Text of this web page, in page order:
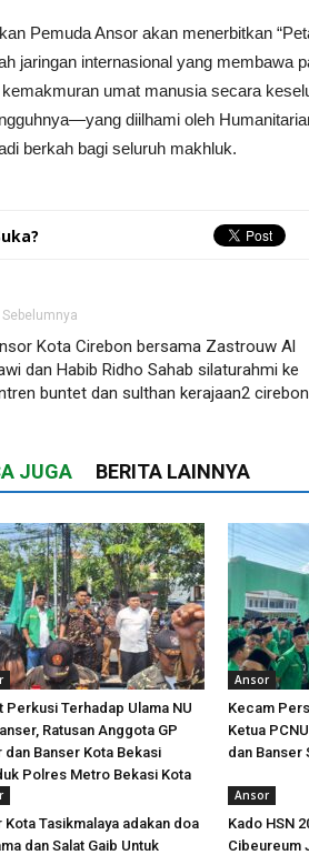
Pemuda Ansor akan menerbitkan
jaringan internasional yang membawa
kemakmuran umat manusia secara
diilhami oleh
berkah bagi seluruh makhluk.
Kota Cirebon bersama Zastrouw Al
dan Habib Ridho Sahab silaturahmi ke
buntet dan sulthan kerajaan2 cirebon
JUGA BERITA LAINNYA
Perkusi Terhadap Ulama NU
Ratusan Anggota GP
dan Banser Kota Bekasi
Polres Metro Bekasi Kota
Ansor
Kecam
Ketua
dan Banser
Kota Tasikmalaya adakan doa
dan Salat Gaib Untuk
Ansor
Kado HSN
Cibeureum